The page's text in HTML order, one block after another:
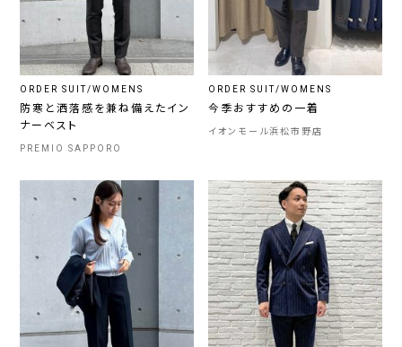
ORDER SUIT/WOMENS
防寒と洒落感を兼ね備えたイン
ナーベスト
PREMIO SAPPORO
ORDER SUIT/WOMENS
今季おすすめの一着
イオンモール浜松市野店